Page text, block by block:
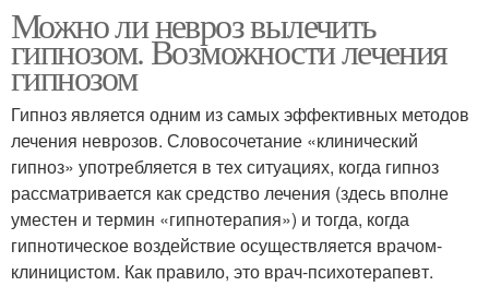
Можно ли невроз вылечить
гипнозом. Возможности лечения
гипнозом
Гипноз является одним из самых эффективных методов
лечения неврозов. Словосочетание «клинический
гипноз» употребляется в тех ситуациях, когда гипноз
рассматривается как средство лечения (здесь вполне
уместен и термин «гипнотерапия») и тогда, когда
гипнотическое воздействие осуществляется врачом-
клиницистом. Как правило, это врач-психотерапевт.